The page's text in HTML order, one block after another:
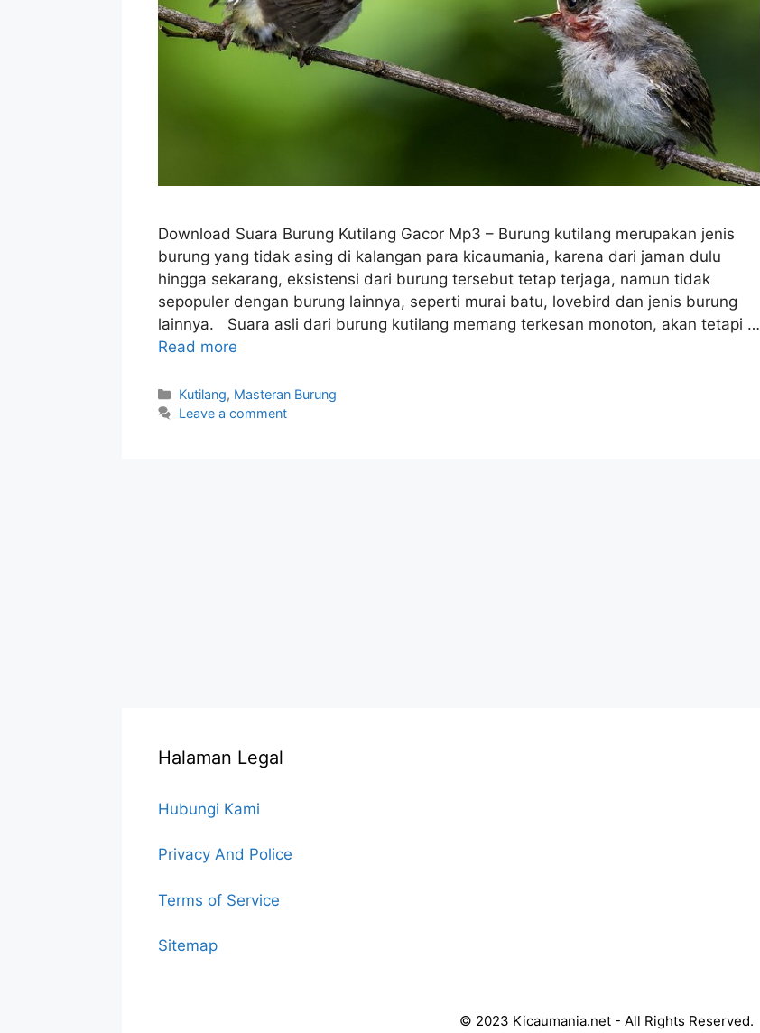
Download Suara Burung Kutilang Gacor Mp3 – Burung kutilang merupakan jenis
burung yang tidak asing di kalangan para kicaumania, karena dari jaman dulu
hingga sekarang, eksistensi dari burung tersebut tetap terjaga, namun tidak
sepopuler dengan burung lainnya, seperti murai batu, lovebird dan jenis burung
lainnya. Suara asli dari burung kutilang memang terkesan monoton, akan tetapi …
Read more
Categories
Kutilang, Masteran Burung
Leave a comment
Halaman Legal
Hubungi Kami
Privacy And Police
Terms of Service
Sitemap
© 2023 Kicaumania.net - All Rights Reserved.